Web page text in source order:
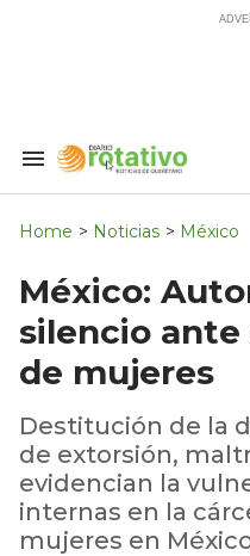
Search
Navigation
Home > Noticias > México
México:
silencio ante
de mujeres
Destitución de la
de extorsión,
evidencian la
internas en la
mujeres en